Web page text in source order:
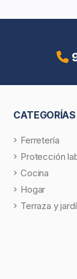
CATEGORÍAS
Ferretería
Protección
Cocina
Hogar
Terraza y